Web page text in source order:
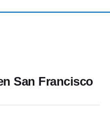
San Francisco